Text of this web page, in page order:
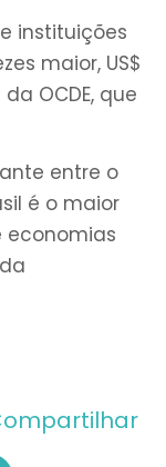
instituições
maior, US$
OCDE, que
entre o
é o maior
economias